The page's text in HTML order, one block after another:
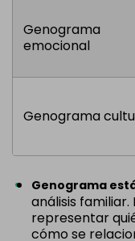
Genograma
emocional
Genograma
Genograma
análisis
representar
cómo se